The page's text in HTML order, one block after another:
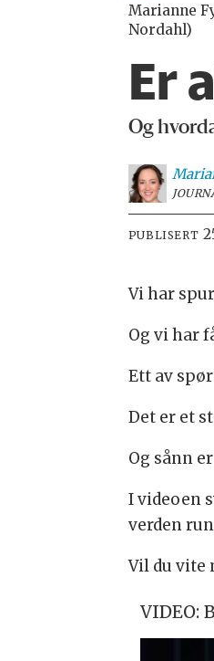
Marianne
Nordahl)
Er
Og
PUBLISERT
Vi har
Og vi har
Ett av
Det er et
Og sånn
I videoen
verden
Vil du vite
VIDEO: